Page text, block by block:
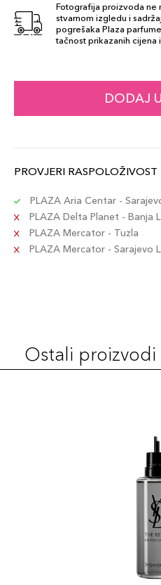
Fotografija proizvoda ne
stvarnom izgledu i
pogrešaka Plaza
tačnost prikazanih cijena
DODAJ
PROVJERI
PLAZA Aria Centar -
PLAZA Delta Planet - Banja
PLAZA Mercator - Tuzla
PLAZA Mercator - Sarajevo
Ostali